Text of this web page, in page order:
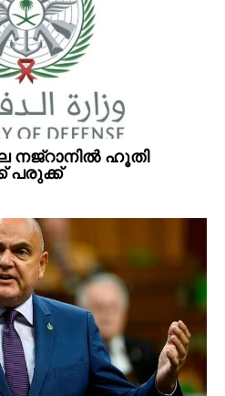
നജ്റാനില്‍ ഹൂതി
പരുക്ക്